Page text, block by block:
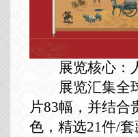
展览核心：
展览汇集全
片83幅，并结合
色，精选21件/套